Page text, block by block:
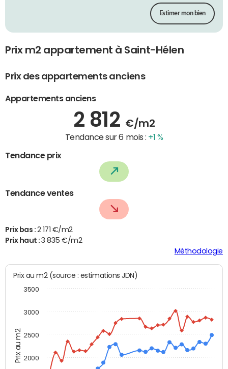
Estimer mon bien
Prix m2 appartement à Saint-Hélen
Prix des appartements anciens
Appartements anciens
2 812 €/m2
Tendance sur 6 mois : +1 %
Tendance prix
Tendance ventes
Prix bas : 2 171 €/m2
Prix haut :3 835 €/m2
Méthodologie
Prix au m2
Prix au m2 (source : estimations JDN)
2000
2500
3000
3500